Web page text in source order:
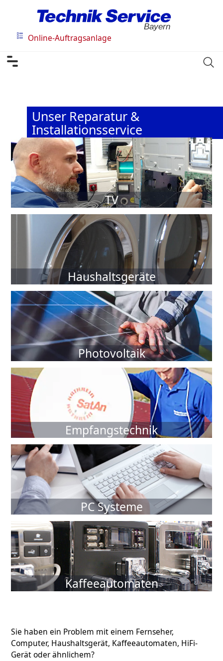
Bayern
Online-Auftragsanlage
Unser Reparatur &
Installationsservice
TV
Haushaltsgeräte
mehr...
Photovoltaik
Empfangstechnik
mehr...
PC Systeme
Kaffeeautomaten
mehr...
Sie haben ein Problem mit einem Fernseher,
Computer, Haushaltsgerät, Kaffeeautomaten, HiFi-
Gerät oder ähnlichem?